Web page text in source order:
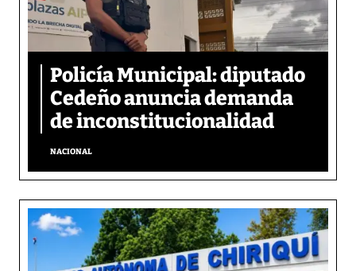
Policía Municipal: diputado
Cedeño anuncia demanda
de inconstitucionalidad
NACIONAL